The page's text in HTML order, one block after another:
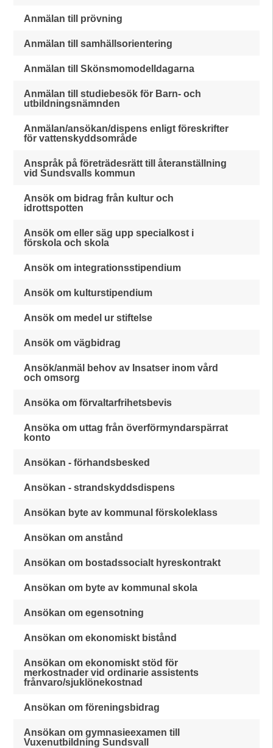
Anmälan till prövning
Anmälan till samhällsorientering
Anmälan till Skönsmomodelldagarna
Anmälan till studiebesök för Barn- och
utbildningsnämnden
Anmälan/ansökan/dispens enligt föreskrifter
för vattenskyddsområde
Anspråk på företrädesrätt till återanställning
vid Sundsvalls kommun
Ansök om bidrag från kultur och
idrottspotten
Ansök om eller säg upp specialkost i
förskola och skola
Ansök om integrationsstipendium
Ansök om kulturstipendium
Ansök om medel ur stiftelse
Ansök om vägbidrag
Ansök/anmäl behov av Insatser inom vård
och omsorg
Ansöka om förvaltarfrihetsbevis
Ansöka om uttag från överförmyndarspärrat
konto
Ansökan - förhandsbesked
Ansökan - strandskyddsdispens
Ansökan byte av kommunal förskoleklass
Ansökan om anstånd
Ansökan om bostadssocialt hyreskontrakt
Ansökan om byte av kommunal skola
Ansökan om egensotning
Ansökan om ekonomiskt bistånd
Ansökan om ekonomiskt stöd för
merkostnader vid ordinarie assistents
frånvaro/sjuklönekostnad
Ansökan om föreningsbidrag
Ansökan om gymnasieexamen till
Vuxenutbildning Sundsvall